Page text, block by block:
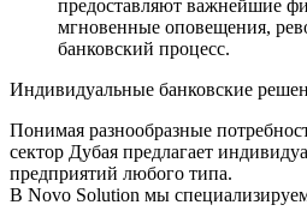
предоставляют важнейшие
мгновенные оповещения,
банковский процесс.
Индивидуальные банковские
Понимая разнообразные
сектор Дубая предлагает
предприятий любого типа.
В Novo Solution мы